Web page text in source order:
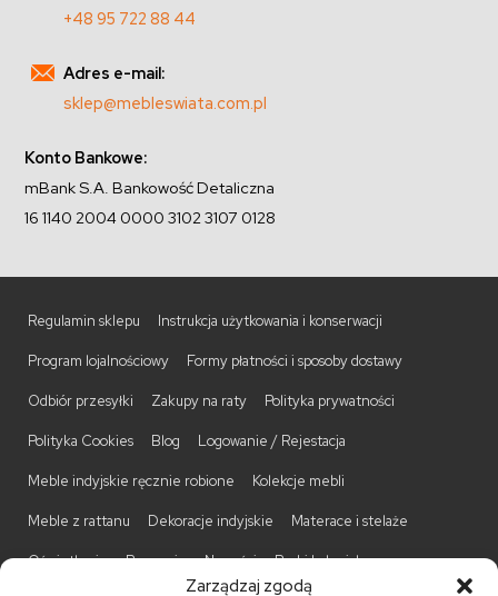
Zarządzaj zgodą
+48 95 722 88 44
Adres e-mail:
sklep@mebleswiata.com.pl
Konto Bankowe:
mBank S.A. Bankowość Detaliczna
16 1140 2004 0000 3102 3107 0128
Regulamin sklepu Instrukcja użytkowania i konserwacji
Program lojalnościowy Formy płatności i sposoby dostawy
Odbiór przesyłki Zakupy na raty Polityka prywatności
Polityka Cookies Blog Logowanie / Rejestacja
Meble indyjskie ręcznie robione Kolekcje mebli
Meble z rattanu Dekoracje indyjskie Materace i stelaże
Oświetlenie Promocje Nowości Barki kolonialne